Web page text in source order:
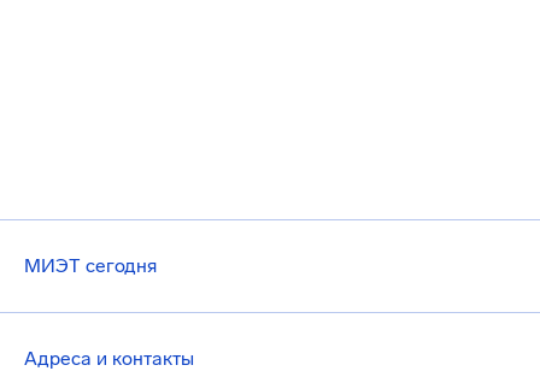
МИЭТ сегодня
Адреса и контакты